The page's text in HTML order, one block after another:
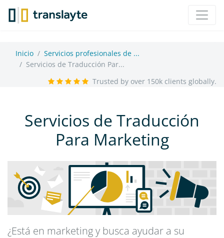
Inicio
Servicios profesionales de ...
Servicios de Traducción Par...
Trusted by over 150k clients globally.
Servicios de Traducción
Para Marketing
¿Está en marketing y busca ayudar a su